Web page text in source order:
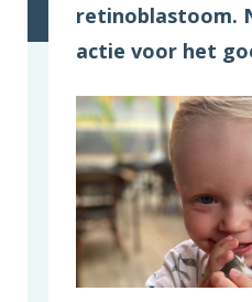
retinoblastoom.
actie voor het